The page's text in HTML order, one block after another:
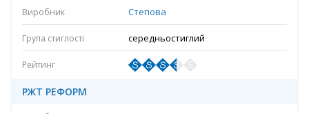
Степова
середньостиглий
РЖТ РЕФОРМ